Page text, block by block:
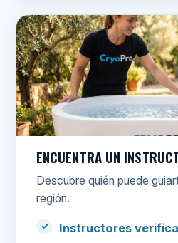
ENCUENTRA UN
Descubre quién puede
región.
Instructores